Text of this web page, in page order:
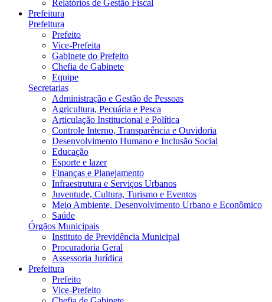
Relatórios de Gestão Fiscal
Prefeitura
Prefeitura
Prefeito
Vice-Prefeita
Gabinete do Prefeito
Chefia de Gabinete
Equipe
Secretarias
Administração e Gestão de Pessoas
Agricultura, Pecuária e Pesca
Articulação Institucional e Política
Controle Interno, Transparência e Ouvidoria
Desenvolvimento Humano e Inclusão Social
Educação
Esporte e lazer
Finanças e Planejamento
Infraestrutura e Serviços Urbanos
Juventude, Cultura, Turismo e Eventos
Meio Ambiente, Desenvolvimento Urbano e Econômico
Saúde
Órgãos Municipais
Instituto de Previdência Municipal
Procuradoria Geral
Assessoria Jurídica
Prefeitura
Prefeito
Vice-Prefeito